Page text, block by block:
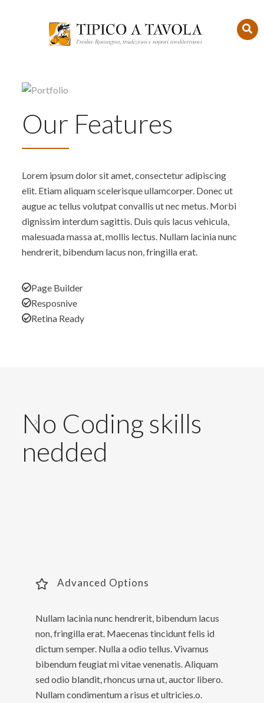
Our Features
Lorem ipsum dolor sit amet, consectetur adipiscing
elit. Etiam aliquam scelerisque ullamcorper. Donec ut
augue ac tellus volutpat convallis ut nec metus. Morbi
dignissim interdum sagittis. Duis quis lacus vehicula,
malesuada massa at, mollis lectus. Nullam lacinia nunc
hendrerit, bibendum lacus non, fringilla erat.
Page Builder
Resposnive
Retina Ready
No Coding skills
nedded
Advanced Options
Nullam lacinia nunc hendrerit, bibendum lacus
non, fringilla erat. Maecenas tincidunt felis id
dictum semper. Nulla a odio tellus. Vivamus
bibendum feugiat mi vitae venenatis. Aliquam
sed odio blandit, rhoncus urna ut, auctor libero.
Nullam condimentum a risus et ultricies.o.